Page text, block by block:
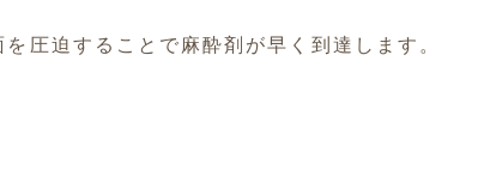
圧迫することで麻酔剤が早く到達します。